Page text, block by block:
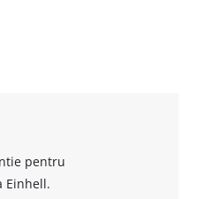
pentru
Einhell.